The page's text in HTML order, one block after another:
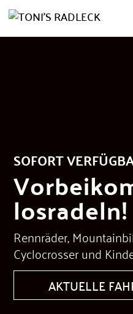
SOFORT
losradeln!
Rennräder,
Cyclocrosser und
AKTUELLE